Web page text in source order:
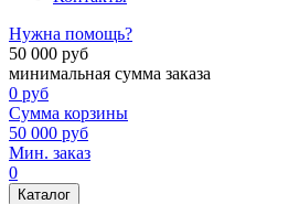
Нужна помощь?
50 000 руб
минимальная сумма заказа
0 руб
Сумма корзины
50 000 руб
Мин. заказ
0
Каталог